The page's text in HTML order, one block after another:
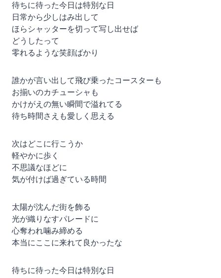
待ちに待った今日は特別な日
日常から少しはみ出して
ほらシャッターを切って写し出せば
どうしたって
零れるような笑顔ばかり
誰かが言い出して飛び乗ったコースターも
お揃いのカチューシャも
かけがえの無い瞬間で溢れてる
待ち時間さえも愛しく思える
次はどこに行こうか
軽やかに歩く
不思議なほどに
気が付けば過ぎている時間
太陽が沈んだ街を飾る
光が織りなすパレードに
心奪われ噛み締める
本当にここに来れて良かったな
待ちに待った今日は特別な日